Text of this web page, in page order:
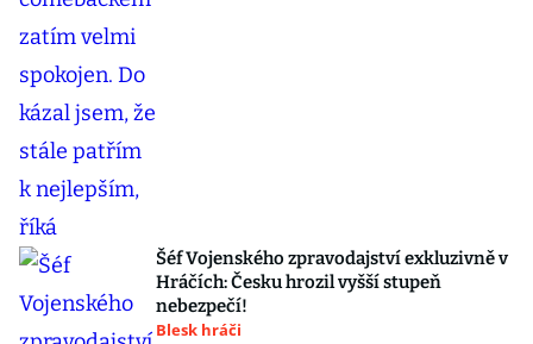
Šéf Vojenského zpravodajství exkluzivně v
Hráčích: Česku hrozil vyšší stupeň
nebezpečí!
Blesk hráči